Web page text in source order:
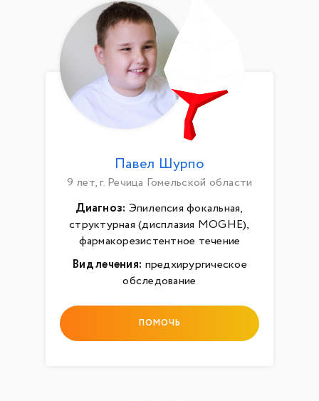
Павел Шурпо
9 лет, г. Речица Гомельской области
Диагноз: Эпилепсия фокальная,
структурная (дисплазия MOGHE),
фармакорезистентное течение
Вид лечения: предхирургическое
обследование
ПОМОЧЬ